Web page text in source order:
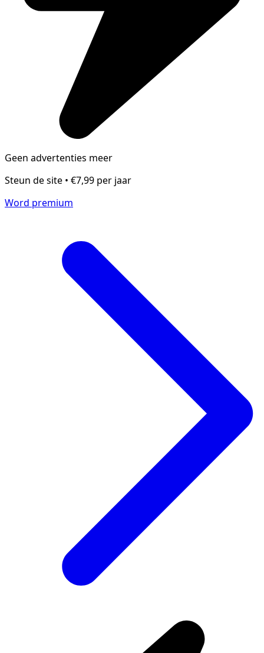
Geen advertenties meer
Steun de site • €7,99 per jaar
Word premium